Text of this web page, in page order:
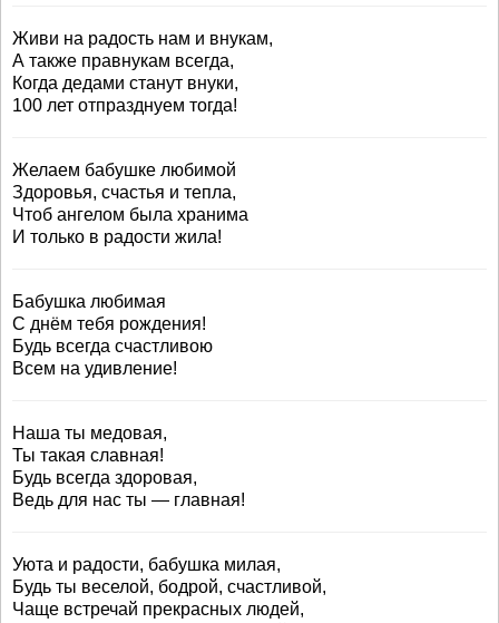
Живи на радость нам и внукам,
А также правнукам всегда,
Когда дедами станут внуки,
100 лет отпразднуем тогда!
Желаем бабушке любимой
Здоровья, счастья и тепла,
Чтоб ангелом была хранима
И только в радости жила!
Бабушка любимая
С днём тебя рождения!
Будь всегда счастливою
Всем на удивление!
Наша ты медовая,
Ты такая славная!
Будь всегда здоровая,
Ведь для нас ты — главная!
Уюта и радости, бабушка милая,
Будь ты веселой, бодрой, счастливой,
Чаще встречай прекрасных людей,